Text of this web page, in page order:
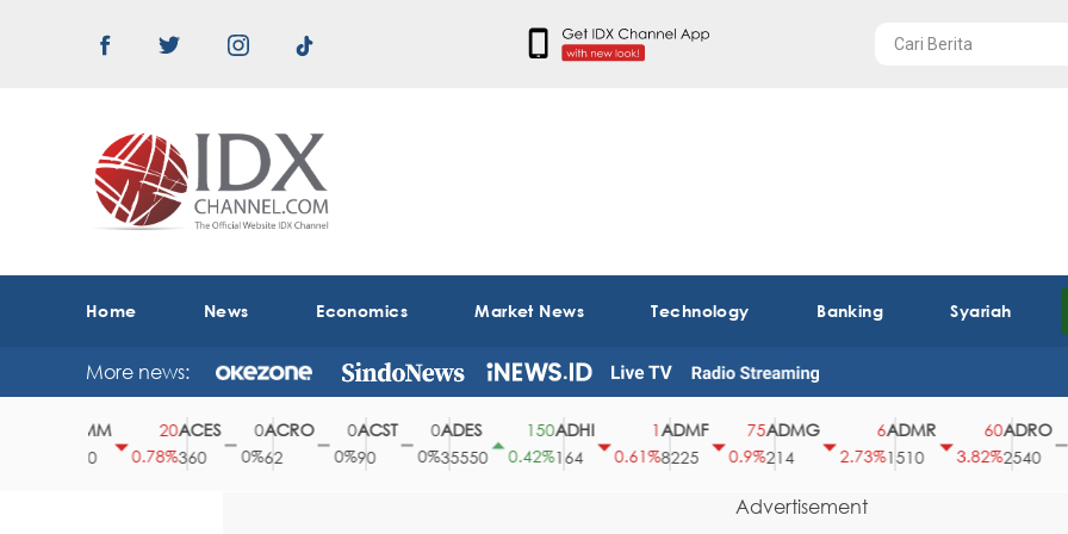
Home News Economics Market News Technology Banking Syariah
More news:
0.78%
ACES
360
ACRO
62
ACST
90
ADES
35550
0.42%
ADHI
164
0.61%
ADMF
8225
0.9%
ADMG
214
2.73%
ADMR
1510
3.82%
ADRO
2540
0%
Advertisement